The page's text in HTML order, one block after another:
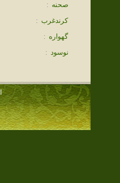
صحنه :
كرندغرب :
گهواره :
نوسود :